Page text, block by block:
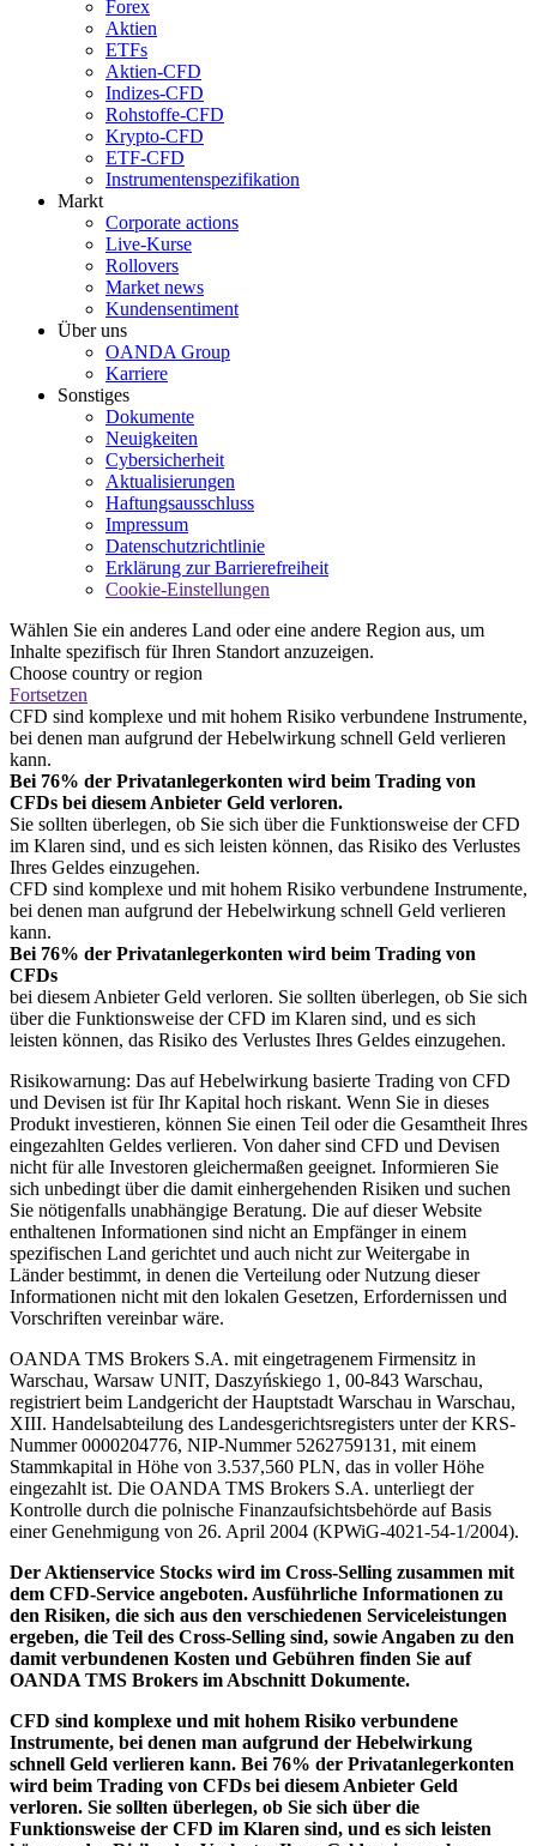
Forex
Aktien
ETFs
Aktien-CFD
Indizes-CFD
Rohstoffe-CFD
Krypto-CFD
ETF-CFD
Instrumentenspezifikation
Markt
Corporate actions
Live-Kurse
Rollovers
Market news
Kundensentiment
Über uns
OANDA Group
Karriere
Sonstiges
Dokumente
Neuigkeiten
Cybersicherheit
Aktualisierungen
Haftungsausschluss
Impressum
Datenschutzrichtlinie
Erklärung zur Barrierefreiheit
Cookie-Einstellungen
Wählen Sie ein anderes Land oder eine andere Region aus, um
Inhalte spezifisch für Ihren Standort anzuzeigen.
Choose country or region
Fortsetzen
CFD sind komplexe und mit hohem Risiko verbundene Instrumente,
bei denen man aufgrund der Hebelwirkung schnell Geld verlieren
kann.
Bei 76% der Privatanlegerkonten wird beim Trading von
CFDs bei diesem Anbieter Geld verloren.
Sie sollten überlegen, ob Sie sich über die Funktionsweise der CFD
im Klaren sind, und es sich leisten können, das Risiko des Verlustes
Ihres Geldes einzugehen.
CFD sind komplexe und mit hohem Risiko verbundene Instrumente,
bei denen man aufgrund der Hebelwirkung schnell Geld verlieren
kann.
Bei 76% der Privatanlegerkonten wird beim Trading von
CFDs
bei diesem Anbieter Geld verloren. Sie sollten überlegen, ob Sie sich
über die Funktionsweise der CFD im Klaren sind, und es sich
leisten können, das Risiko des Verlustes Ihres Geldes einzugehen.
Risikowarnung: Das auf Hebelwirkung basierte Trading von CFD
und Devisen ist für Ihr Kapital hoch riskant. Wenn Sie in dieses
Produkt investieren, können Sie einen Teil oder die Gesamtheit Ihres
eingezahlten Geldes verlieren. Von daher sind CFD und Devisen
nicht für alle Investoren gleichermaßen geeignet. Informieren Sie
sich unbedingt über die damit einhergehenden Risiken und suchen
Sie nötigenfalls unabhängige Beratung. Die auf dieser Website
enthaltenen Informationen sind nicht an Empfänger in einem
spezifischen Land gerichtet und auch nicht zur Weitergabe in
Länder bestimmt, in denen die Verteilung oder Nutzung dieser
Informationen nicht mit den lokalen Gesetzen, Erfordernissen und
Vorschriften vereinbar wäre.
OANDA TMS Brokers S.A. mit eingetragenem Firmensitz in
Warschau, Warsaw UNIT, Daszyńskiego 1, 00-843 Warschau,
registriert beim Landgericht der Hauptstadt Warschau in Warschau,
XIII. Handelsabteilung des Landesgerichtsregisters unter der KRS-
Nummer 0000204776, NIP-Nummer 5262759131, mit einem
Stammkapital in Höhe von 3.537,560 PLN, das in voller Höhe
eingezahlt ist. Die OANDA TMS Brokers S.A. unterliegt der
Kontrolle durch die polnische Finanzaufsichtsbehörde auf Basis
einer Genehmigung von 26. April 2004 (KPWiG-4021-54-1/2004).
Der Aktienservice Stocks wird im Cross-Selling zusammen mit
dem CFD-Service angeboten. Ausführliche Informationen zu
den Risiken, die sich aus den verschiedenen Serviceleistungen
ergeben, die Teil des Cross-Selling sind, sowie Angaben zu den
damit verbundenen Kosten und Gebühren finden Sie auf
OANDA TMS Brokers im Abschnitt Dokumente.
CFD sind komplexe und mit hohem Risiko verbundene
Instrumente, bei denen man aufgrund der Hebelwirkung
schnell Geld verlieren kann. Bei 76% der Privatanlegerkonten
wird beim Trading von CFDs bei diesem Anbieter Geld
verloren. Sie sollten überlegen, ob Sie sich über die
Funktionsweise der CFD im Klaren sind, und es sich leisten